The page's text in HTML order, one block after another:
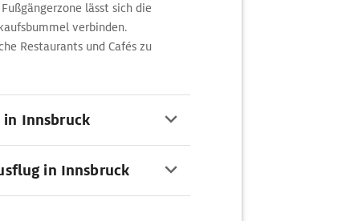
lässt sich die
verbinden.
Restaurants und Cafés zu
in Innsbruck
in Innsbruck